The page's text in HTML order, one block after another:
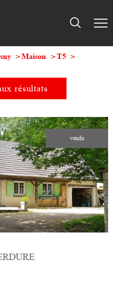
Maison
T5
résultats
vendu